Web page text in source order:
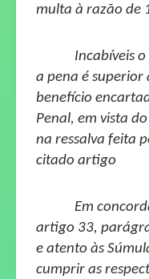
multa à razão de
Incabíveis
a pena é superior
benefício
Penal, em vista
na ressalva feita
citado artigo
Em
artigo 33,
e atento às
cumprir as